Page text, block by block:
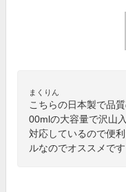
まくりん
こちらの日本製で品
00mlの大容量で沢山
対応しているので便
ルなのでオススメです